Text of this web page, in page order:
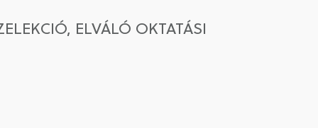
ELVÁLÓ OKTATÁSI